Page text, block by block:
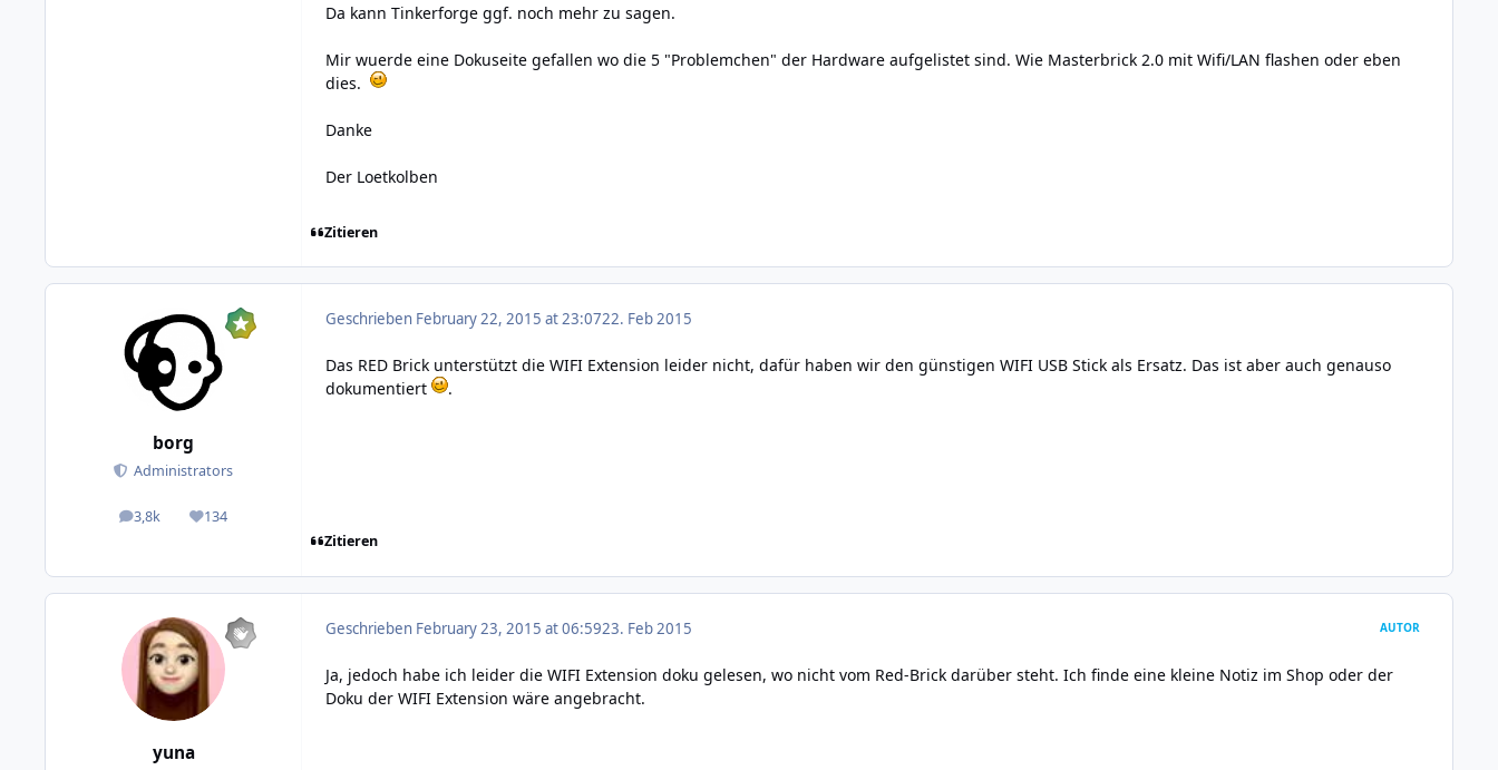
Da kann Tinkerforge ggf. noch mehr zu sagen.
Mir wuerde eine Dokuseite gefallen wo die 5 "Problemchen" der Hardware aufgelistet sind. Wie Masterbrick 2.0 mit Wifi/LAN flashen oder eben
dies.
Danke
Der Loetkolben
Zitieren
borg
Administrators
3,8k
posts 134
Reputation
Geschrieben February 22, 2015 at 23:0722. Feb 2015
Das RED Brick unterstützt die WIFI Extension leider nicht, dafür haben wir den günstigen WIFI USB Stick als Ersatz. Das ist aber auch genauso
dokumentiert
.
Zitieren
yuna
Geschrieben February 23, 2015 at 06:5923. Feb 2015 AUTOR
Ja, jedoch habe ich leider die WIFI Extension doku gelesen, wo nicht vom Red-Brick darüber steht. Ich finde eine kleine Notiz im Shop oder der
Doku der WIFI Extension wäre angebracht.